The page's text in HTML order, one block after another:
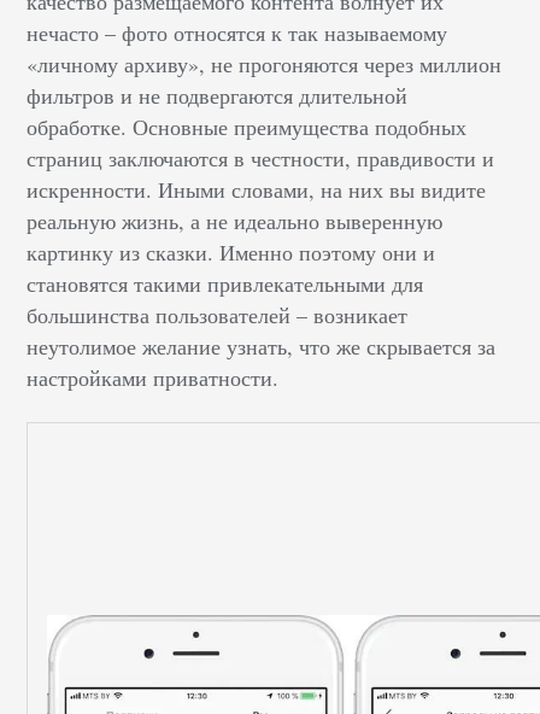
нечасто – фото относятся к так называемому
«личному архиву», не прогоняются через миллион
фильтров и не подвергаются длительной
обработке. Основные преимущества подобных
страниц заключаются в честности, правдивости и
искренности. Иными словами, на них вы видите
реальную жизнь, а не идеально выверенную
картинку из сказки. Именно поэтому они и
становятся такими привлекательными для
большинства пользователей – возникает
неутолимое желание узнать, что же скрывается за
настройками приватности.